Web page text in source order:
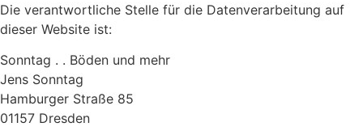
Die verantwortliche Stelle für die Datenverarbeitung auf
dieser Website ist:
Sonntag . . Böden und mehr
Jens Sonntag
Hamburger Straße 85
01157 Dresden